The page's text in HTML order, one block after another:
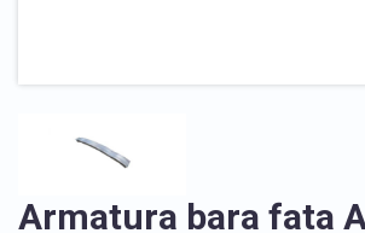
Armatura bara fata